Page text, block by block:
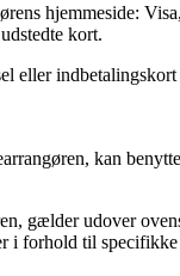
hjemmeside:
kort.
eller
kan
gælder udover
forhold til